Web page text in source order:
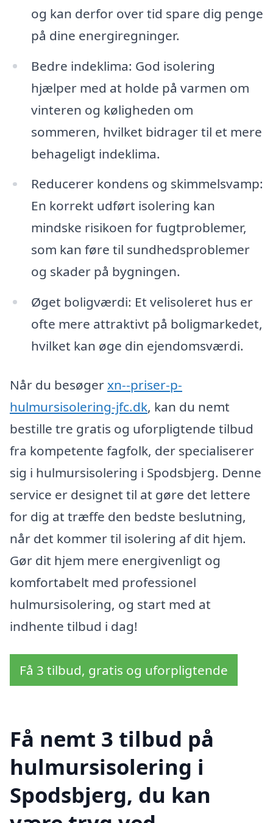
og kan derfor over tid spare dig penge
på dine energiregninger.
Bedre indeklima: God isolering
hjælper med at holde på varmen om
vinteren og køligheden om
sommeren, hvilket bidrager til et mere
behageligt indeklima.
Reducerer kondens og skimmelsvamp:
En korrekt udført isolering kan
mindske risikoen for fugtproblemer,
som kan føre til sundhedsproblemer
og skader på bygningen.
Øget boligværdi: Et velisoleret hus er
ofte mere attraktivt på boligmarkedet,
hvilket kan øge din ejendomsværdi.
Når du besøgerxn--priser-p-
hulmursisolering-jfc.dk, kan du nemt
bestille tre gratis og uforpligtende tilbud
fra kompetente fagfolk, der specialiserer
sig i hulmursisolering i Spodsbjerg. Denne
service er designet til at gøre det lettere
for dig at træffe den bedste beslutning,
når det kommer til isolering af dit hjem.
Gør dit hjem mere energivenligt og
komfortabelt med professionel
hulmursisolering, og start med at
indhente tilbud i dag!
Få 3 tilbud, gratis og uforpligtende
Få nemt 3 tilbud på
hulmursisolering i
Spodsbjerg, du kan